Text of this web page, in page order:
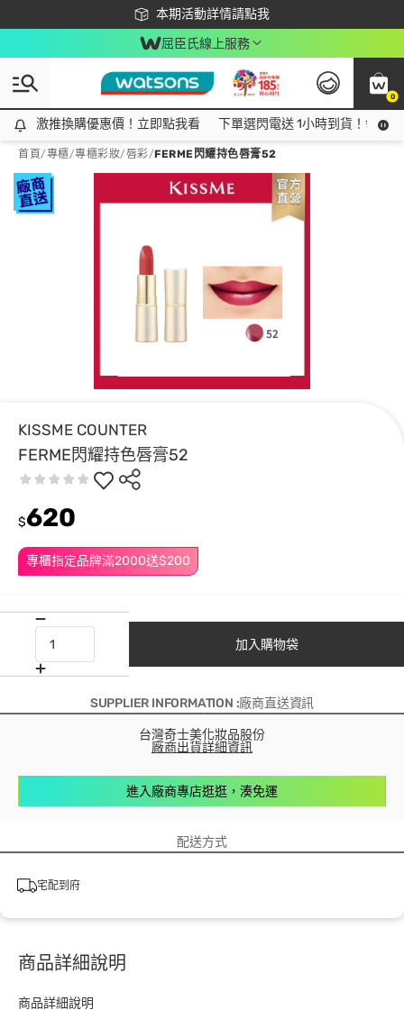
本期活動詳情請點我
下載app最高回饋$350
屈臣氏線上服務
0
激推換購優惠價！立即點我看
激推換購優惠價！立即點我看 下單選閃電送 1小時到貨！領神
首頁/專櫃/專櫃彩妝/唇彩/FERME閃耀持色唇膏52
KISSME COUNTER
FERME閃耀持色唇膏52
專櫃指定品牌滿2000送$200
$620
加入購物袋
SUPPLIER INFORMATION :廠商直送資訊
台灣奇士美化妝品股份
廠商出貨詳細資訊
進入廠商專店逛逛，湊免運
配送方式
宅配到府
商品詳細說明
商品詳細說明